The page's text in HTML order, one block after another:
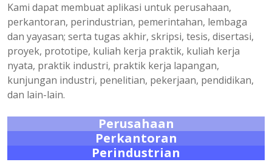
Kami dapat membuat aplikasi untuk perusahaan,
perkantoran, perindustrian, pemerintahan, lembaga
dan yayasan; serta tugas akhir, skripsi, tesis, disertasi,
proyek, prototipe, kuliah kerja praktik, kuliah kerja
nyata, praktik industri, praktik kerja lapangan,
kunjungan industri, penelitian, pekerjaan, pendidikan,
dan lain-lain.
Perusahaan
Perkantoran
Perindustrian